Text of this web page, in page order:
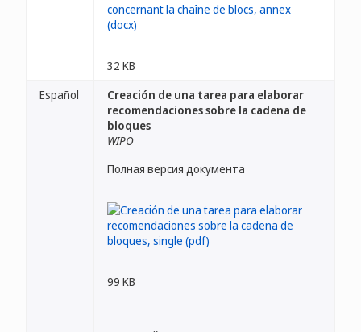
32 KB
Español
Creación de una tarea para elaborar
recomendaciones sobre la cadena de
bloques
WIPO
Полная версия документа
99 KB